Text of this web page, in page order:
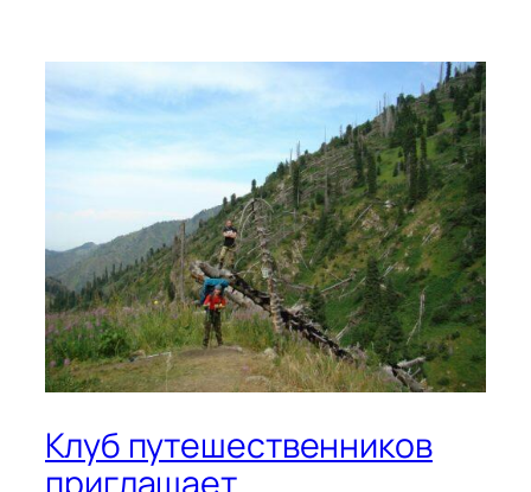
Клуб путешественников